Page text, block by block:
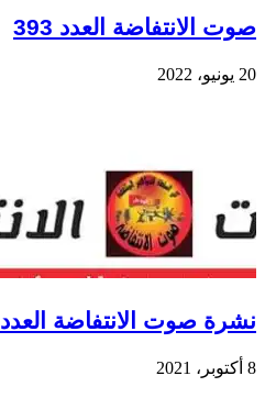
صوت الانتفاضة العدد 393
20 يونيو، 2022
نشرة صوت الانتفاضة العدد ٣٧٥
8 أكتوبر، 2021